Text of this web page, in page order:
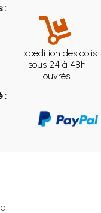
:
Expédition des colis
sous 24 à 48h
ouvrés.
: